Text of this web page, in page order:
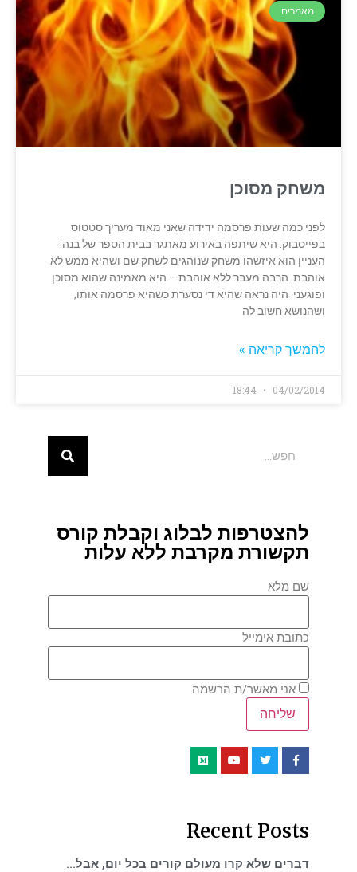
מאמרים
משחק מסוכן
לפני כמה שעות פרסמה ידידה שאני מאוד מעריך סטטוס
בפייסבוק. היא שיתפה באירוע מאתגר בבית הספר של בנה:
העניין הוא איזשהו משחק שנוהגים לשחק שם ושהיא ממש לא
אוהבת. הרבה מעבר ללא אוהבת – היא מאמינה שהוא מסוכן
ופוגעני. היה נראה שהיא די נסערת כשהיא פרסמה אותו,
ושהנושא חשוב לה
להמשך קריאה »
04/02/2014
להצטרפות לבלוג וקבלת קורס
תקשורת מקרבת ללא עלות
שם מלא
כתובת אימייל
אני מאשר/ת הרשמה
Recent Posts
דברים שלא קרו מעולם קורים בכל יום, אבל…